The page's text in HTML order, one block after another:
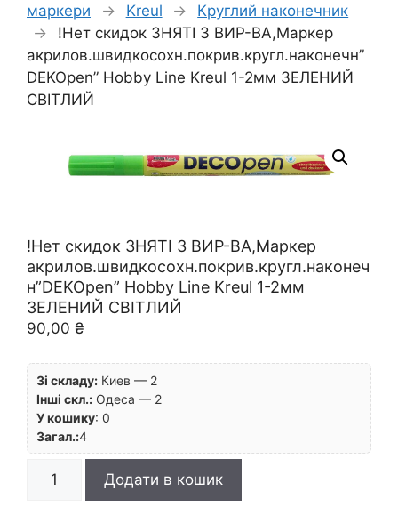
маркери
→ Kreul →
Круглий наконечник
→
!Нет скидок ЗНЯТІ З ВИР-ВА,Маркер
акрилов.швидкосохн.покрив.кругл.наконечн”
DEKOpen” Hobby Line Kreul 1-2мм ЗЕЛЕНИЙ
СВІТЛИЙ
!Нет скидок ЗНЯТІ З ВИР-ВА,Маркер
акрилов.швидкосохн.покрив.кругл.наконеч
н”DEKOpen” Hobby Line Kreul 1-2мм
ЗЕЛЕНИЙ СВІТЛИЙ
90,00 ₴
Зі складу: Киев — 2
Інші скл.: Одеса — 2
У кошику: 0
Загал.:4
Додати в кошик